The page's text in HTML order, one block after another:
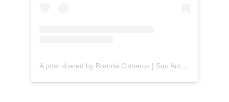
A post shared by Brenda Cisneros | San Antonio Content Creator (@mejorandomihogar)